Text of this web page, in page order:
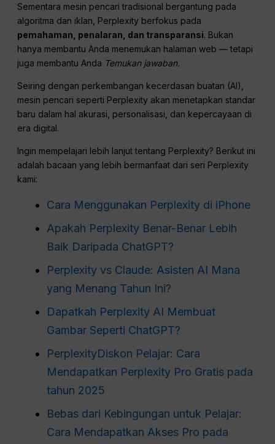
Sementara mesin pencari tradisional bergantung pada
algoritma dan iklan, Perplexity berfokus pada
pemahaman, penalaran, dan transparansi. Bukan
hanya membantu Anda menemukan halaman web — tetapi
juga membantu Anda Temukan jawaban.
Seiring dengan perkembangan kecerdasan buatan (AI),
mesin pencari seperti Perplexity akan menetapkan standar
baru dalam hal akurasi, personalisasi, dan kepercayaan di
era digital.
Ingin mempelajari lebih lanjut tentang Perplexity? Berikut ini
adalah bacaan yang lebih bermanfaat dari seri Perplexity
kami:
Cara Menggunakan Perplexity di iPhone
Apakah Perplexity Benar-Benar Lebih
Baik Daripada ChatGPT?
Perplexity vs Claude: Asisten AI Mana
yang Menang Tahun Ini?
Dapatkah Perplexity AI Membuat
Gambar Seperti ChatGPT?
PerplexityDiskon Pelajar: Cara
Mendapatkan Perplexity Pro Gratis pada
tahun 2025
Bebas dari Kebingungan untuk Pelajar:
Cara Mendapatkan Akses Pro pada